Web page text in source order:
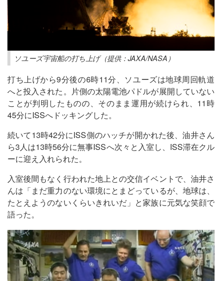
ソユーズ宇宙船の打ち上げ（提供：JAXA/NASA）
打ち上げから9分後の6時11分、ソユーズは地球周回軌道
へと投入された。片側の太陽電池パドルが展開していない
ことが判明したものの、そのまま運用が続けられ、11時
45分にISSへドッキングした。
続いて13時42分にISS側のハッチが開かれた後、油井さん
ら3人は13時56分に無事ISSへ次々と入室し、ISS滞在クル
ーに迎え入れられた。
入室後間もなく行われた地上との交信イベントで、油井さ
んは「まだ重力のない環境にとまどっているが、地球は、
たとえようのないくらいきれいだ」と家族に元気な笑顔で
語った。